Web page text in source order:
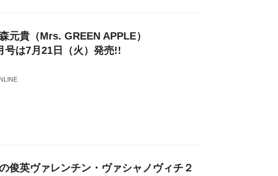
森元貴（Mrs. GREEN APPLE）
号は7月21日（火）発売!!
俊英ヴァレンチン・ヴァシャノヴィチ２